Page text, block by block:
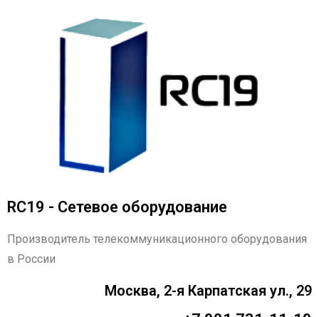
RC19 - Сетевое оборудование
Производитель телекоммуникационного оборудования
в России
Москва, 2-я Карпатская ул., 29